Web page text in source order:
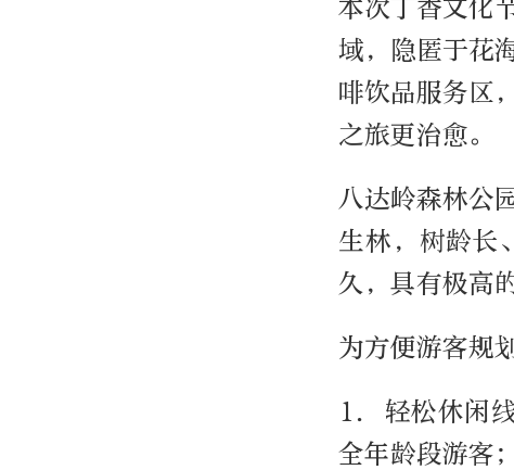
本次丁香文化
域，隐匿于花
啡饮品服务区
之旅更治愈。
八达岭森林公
生林，树龄长
久，具有极高
为方便游客规
1. 轻松休闲
全年龄段游客；